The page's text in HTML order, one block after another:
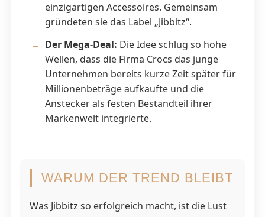
einzigartigen Accessoires. Gemeinsam
gründeten sie das Label „Jibbitz“.
Der Mega-Deal: Die Idee schlug so hohe
Wellen, dass die Firma Crocs das junge
Unternehmen bereits kurze Zeit später für
Millionenbeträge aufkaufte und die
Anstecker als festen Bestandteil ihrer
Markenwelt integrierte.
WARUM DER TREND BLEIBT
Was Jibbitz so erfolgreich macht, ist die Lust